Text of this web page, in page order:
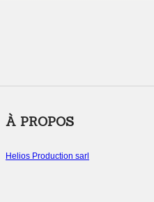
À PROPOS
Helios Production sarl